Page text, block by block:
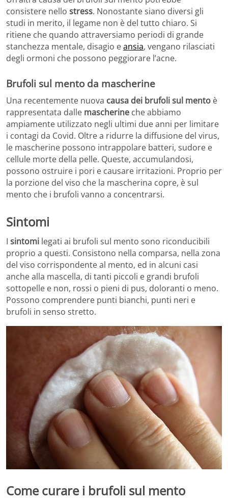
consistere nello stress. Nonostante siano diversi gli
studi in merito, il legame non è del tutto chiaro. Si
ritiene che quando attraversiamo periodi di grande
stanchezza mentale, disagio eansia, vengano rilasciati
degli ormoni che possono peggiorare l’acne.
Brufoli sul mento da mascherine
Una recentemente nuova causa dei brufoli sul mento è
rappresentata dalle mascherine che abbiamo
ampiamente utilizzato negli ultimi due anni per limitare
i contagi da Covid. Oltre a ridurre la diffusione del virus,
le mascherine possono intrappolare batteri, sudore e
cellule morte della pelle. Queste, accumulandosi,
possono ostruire i pori e causare irritazioni. Proprio per
la porzione del viso che la mascherina copre, è sul
mento che i brufoli vanno a concentrarsi.
Sintomi
I sintomi legati ai brufoli sul mento sono riconducibili
proprio a questi. Consistono nella comparsa, nella zona
del viso corrispondente al mento, ed in alcuni casi
anche alla mascella, di tanti piccoli e grandi brufoli
sottopelle e non, rossi o pieni di pus, doloranti o meno.
Possono comprendere punti bianchi, punti neri e
brufoli in senso stretto.
Come curare i brufoli sul mento